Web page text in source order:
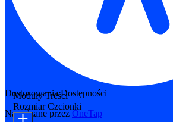
Dostosowania Dostępności
Napędzane przez OneTap
Moduły Treści
Rozmiar Czcionki